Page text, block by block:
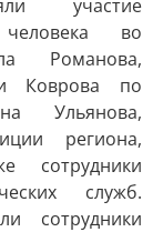
участие
во
Романова,
Коврова по
Ульянова,
региона,
сотрудники
служб.
сотрудники